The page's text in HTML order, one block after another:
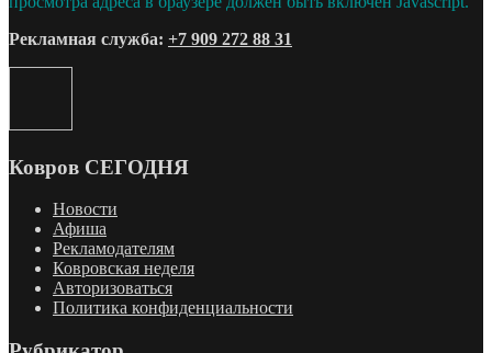
Рекламная служба: +7 909 272 88 31
Ковров СЕГОДНЯ
Новости
Афиша
Рекламодателям
Ковровская неделя
Авторизоваться
Политика конфиденциальности